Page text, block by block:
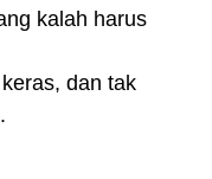
kalah harus
dan tak